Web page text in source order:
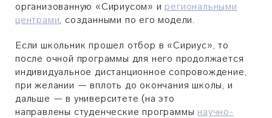
организованную «Сириусом» и региональными
центрами, созданными по его модели.
Если школьник прошел отбор в «Сириус», то
после очной программы для него продолжается
индивидуальное дистанционное сопровождение,
при желании — вплоть до окончания школы, и
дальше — в университете (на это
направлены студенческие программы научно-